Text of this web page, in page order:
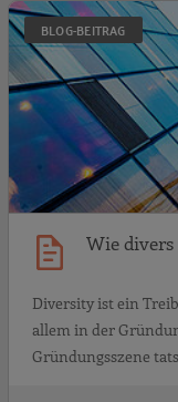
BLOG-BEITRAG
Wie divers
Diversity ist ein
allem in der
Gründungsszene